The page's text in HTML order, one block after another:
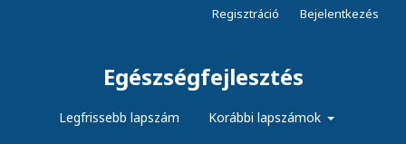
Egészségfejlesztés
Legfrissebb lapszám Korábbi lapszámok
Regisztráció Bejelentkezés